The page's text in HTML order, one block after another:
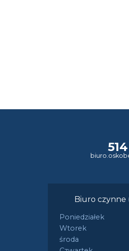
Biuro czynne
Poniedziałek
Wtorek
środa